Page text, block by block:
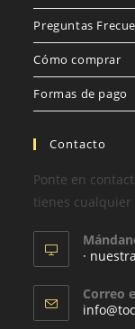
Preguntas
Cómo comprar
Formas de pago
Contacto
Ponte en
tienes cualquier
·
Correo